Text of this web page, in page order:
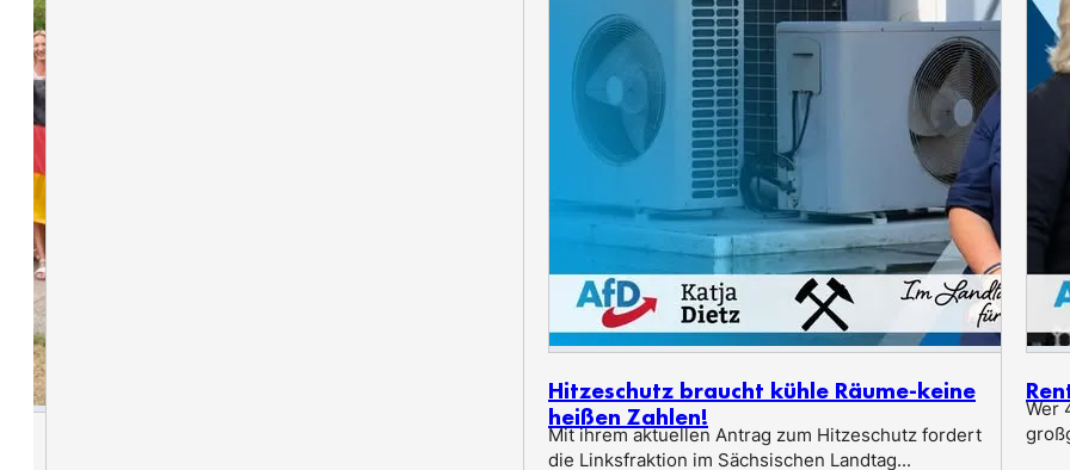
Hitzeschutz braucht kühle Räume-keine
heißen Zahlen!
Mit ihrem aktuellen Antrag zum Hitzeschutz fordert
die Linksfraktion im Sächsischen Landtag...
Wer